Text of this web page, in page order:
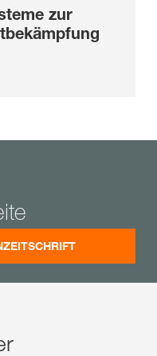
zur